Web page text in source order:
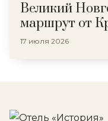
Великий
маршрут от
17 июля 2026